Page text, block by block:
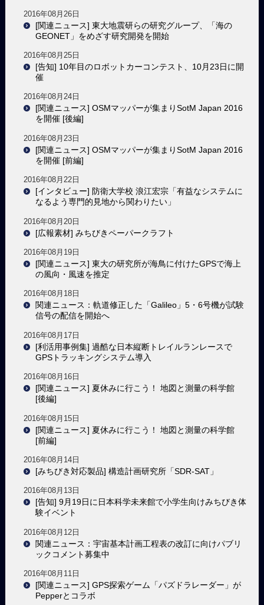
2016年08月26日
[関連ニュース] 東大地震研らの研究グループ、「海の
GEONET」をめざす研究開発を開始
2016年08月25日
[告知] 10年目のロボットカーコンテスト、10月23日に開
催
2016年08月24日
[関連ニュース] OSMマッパーが集まりSotM Japan 2016
を開催 [後編]
2016年08月23日
[関連ニュース] OSMマッパーが集まりSotM Japan 2016
を開催 [前編]
2016年08月22日
[インタビュー] 防衛大学校 浪江宏宗「有益なシステムに
なるよう専門的見地から関わりたい」
2016年08月20日
[広報素材] みちびきペーパークラフト
2016年08月19日
[関連ニュース] 東大の研究所が海鳥に付けたGPSで海上
の風向・風速を推定
2016年08月18日
関連ニュース：軌道修正した「Galileo」5・6号機が試験
信号の配信を開始へ
2016年08月17日
[利活用事例集] 過酷な日本縦断トレイルランレースで
GPSトラッキングシステム導入
2016年08月16日
[関連ニュース] 夏休みに行こう！ 地図と測量の科学館
[後編]
2016年08月15日
[関連ニュース] 夏休みに行こう！ 地図と測量の科学館
[前編]
2016年08月14日
[みちびき対応製品] 構造計画研究所「SDR-SAT」
2016年08月13日
[告知] 9月19日に日本科学未来館で小学生向けみちびき体
験イベント
2016年08月12日
関連ニュース：宇宙基本計画工程表の改訂に向けパブリ
ックコメント募集中
2016年08月11日
[関連ニュース] GPS探索ゲーム「パズドラレーダー」が
Pepperとコラボ